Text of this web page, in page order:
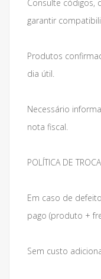
Consulte códigos,
garantir
Produtos
dia útil.
Necessário
nota fiscal.
POLÍTICA DE
Em caso de
pago (produto +
Sem custo